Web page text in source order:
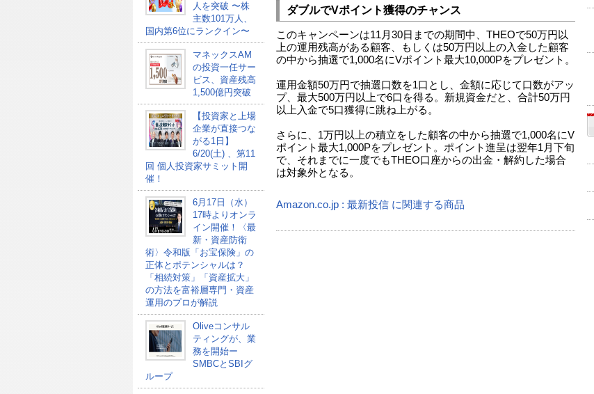
人を突破 〜株
主数101万人、
国内第6位にランクイン〜
マネックスAM
の投資一任サー
ビス、資産残高
1,500億円突破
【投資家と上場
企業が直接つな
がる1日】
6/20(土) 、第11
回 個人投資家サミット開
催！
6月17日（水）
17時よりオンラ
イン開催！〈最
新・資産防衛
術〉令和版「お宝保険」の
正体とポテンシャルは？
「相続対策」「資産拡大」
の方法を富裕層専門・資産
運用のプロが解説
Oliveコンサル
ティングが、業
務を開始ー
SMBCとSBIグ
ループ
ダブルでVポイント獲得のチャンス
このキャンペーンは11月30日までの期間中、THEOで50万円以
上の運用残高がある顧客、もしくは50万円以上の入金した顧客
の中から抽選で1,000名にVポイント最大10,000Pをプレゼント。
運用金額50万円で抽選口数を1口とし、金額に応じて口数がアッ
プ、最大500万円以上で6口を得る。新規資金だと、合計50万円
以上入金で5口獲得に跳ね上がる。
さらに、1万円以上の積立をした顧客の中から抽選で1,000名にV
ポイント最大1,000Pをプレゼント。ポイント進呈は翌年1月下旬
で、それまでに一度でもTHEO口座からの出金・解約した場合
は対象外となる。
Amazon.co.jp : 最新投信 に関連する商品